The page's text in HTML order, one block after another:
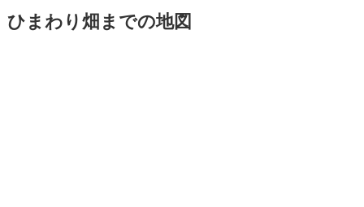
ひまわり畑までの地図